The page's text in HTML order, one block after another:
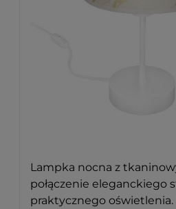
Lampka nocna z
połączenie eleganckiego
praktycznego